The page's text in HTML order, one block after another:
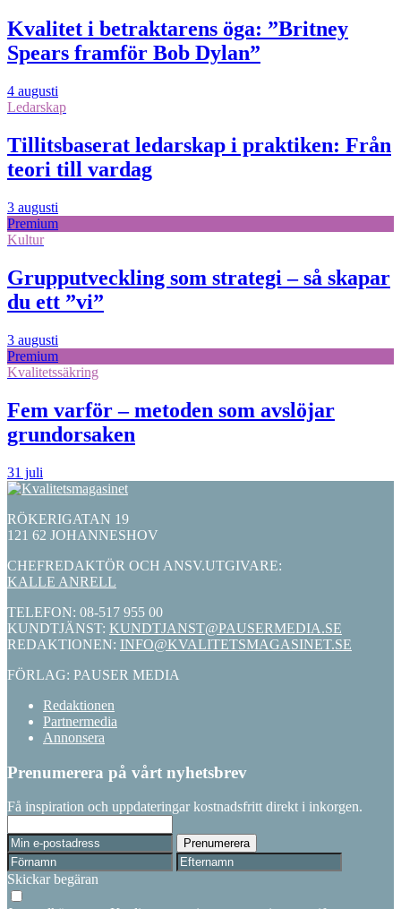
Kvalitet i betraktarens öga: ”Britney
Spears framför Bob Dylan”
4 augusti
Ledarskap
Tillitsbaserat ledarskap i praktiken: Från
teori till vardag
3 augusti
Premium
Kultur
Grupputveckling som strategi – så skapar
du ett ”vi”
3 augusti
Premium
Kvalitetssäkring
Fem varför – metoden som avslöjar
grundorsaken
31 juli
RÖKERIGATAN 19
121 62 JOHANNESHOV
CHEFREDAKTÖR OCH ANSV.UTGIVARE:
KALLE ANRELL
TELEFON: 08-517 955 00
KUNDTJÄNST: KUNDTJANST@PAUSERMEDIA.SE
REDAKTIONEN: INFO@KVALITETSMAGASINET.SE
FÖRLAG: PAUSER MEDIA
Redaktionen
Partnermedia
Annonsera
Prenumerera på vårt nyhetsbrev
Få inspiration och uppdateringar kostnadsfritt direkt i inkorgen.
Skickar begäran